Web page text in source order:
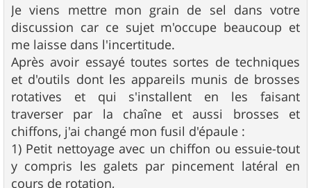
Je viens mettre mon grain de sel dans votre
discussion car ce sujet m'occupe beaucoup et
me laisse dans l'incertitude.
Après avoir essayé toutes sortes de techniques
et d'outils dont les appareils munis de brosses
rotatives et qui s'installent en les faisant
traverser par la chaîne et aussi brosses et
chiffons, j'ai changé mon fusil d'épaule :
1) Petit nettoyage avec un chiffon ou essuie-tout
y compris les galets par pincement latéral en
cours de rotation,